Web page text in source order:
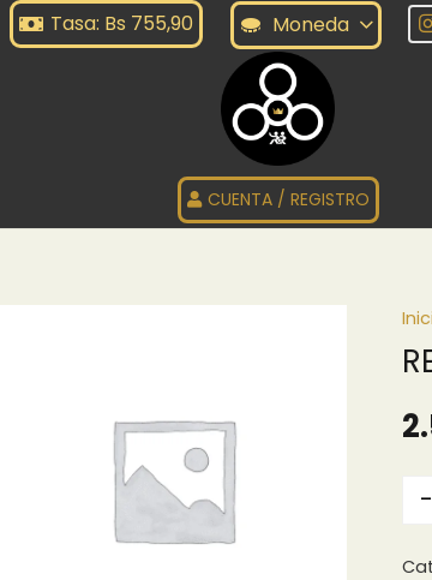
Tasa: Bs 755,90 Moneda
CUENTA / REGISTRO
-